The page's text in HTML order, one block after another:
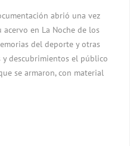
abrió una vez
en La Noche de los
del deporte y otras
y descubrimientos el público
se armaron, con material